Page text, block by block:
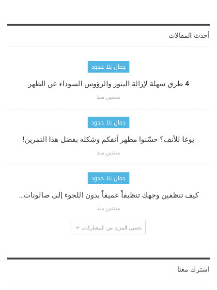
أحدث المقالات
جمال بلا حدود
4 طرق سهلة لإزالة البثور والرؤوس السوداء عن الظهر
سنتين منذ
جمال بلا حدود
يوغا للأنف؟ حسّنوا مظهر أنفكم وشكله بفضل هذا التمرين!
سنتين منذ
جمال بلا حدود
كيف تنظفين وجهك تنظيفاً عميقاً بدون اللجوء إلى صالونات…
سنتين منذ
تحميل المزيد من المشاركات
اشترك معنا